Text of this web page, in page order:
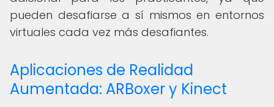
pueden desafiarse a sí mismos en entornos
virtuales cada vez más desafiantes.
Aplicaciones de Realidad
Aumentada: ARBoxer y Kinect